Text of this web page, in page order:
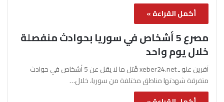
أكمل القراءة »
مصرع 5 أشخاص في سوريا بحوادث منفصلة
خلال يوم واحد
آفرين علو ـ xeber24.net قُتل ما لا يقل عن 5 أشخاص في حوادث
متفرقة شهدتها مناطق مختلفة من سوريا، خلال…